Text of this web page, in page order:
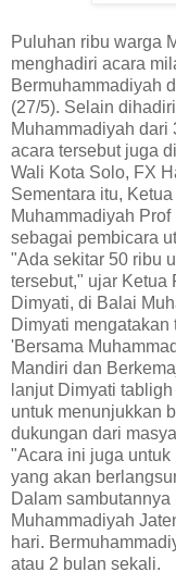
Puluhan ribu warga
menghadiri acara
Bermuhammadiyah
(27/5). Selain
Muhammadiyah dari
acara tersebut juga
Wali Kota Solo, FX
Sementara itu,
Muhammadiyah
sebagai pembicara
"Ada sekitar 50 ribu
tersebut," ujar Ketua
Dimyati, di Balai
Dimyati mengatakan
'Bersama
Mandiri dan
lanjut Dimyati
untuk menunjukkan
dukungan dari
"Acara ini juga untuk
yang akan
Dalam
Muhammadiyah
hari.
atau 2 bulan sekali.